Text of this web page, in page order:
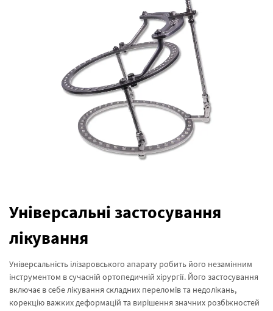
Універсальні застосування
лікування
Універсальність ілізаровського апарату робить його незамінним
інструментом в сучасній ортопедичній хірургії. Його застосування
включає в себе лікування складних переломів та недолікань,
корекцію важких деформацій та вирішення значних розбіжностей